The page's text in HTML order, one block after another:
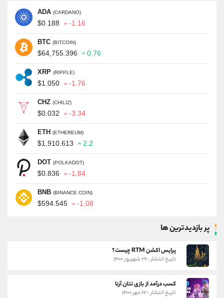
ADA (CARDANO)
$0.188 -1.16
BTC (BITCOIN)
$64,755.396 0.76
XRP (RIPPLE)
$1.050 -1.76
CHZ (CHILIZ)
$0.032 -3.34
ETH (ETHEREUM)
$1,910.613 2.2
DOT (POLKADOT)
$0.836 -1.84
BNB (BINANCE COIN)
$594.545 -1.08
پر بازدیدترین ها
پرایس اکشن RTM چیست؟
تاریخ انتشار : ۲۹ شهریور ۱۴۰۰
کسب درآمد از بازی تتان آرنا
تاریخ انتشار : ۲۲ مهر ۱۴۰۰